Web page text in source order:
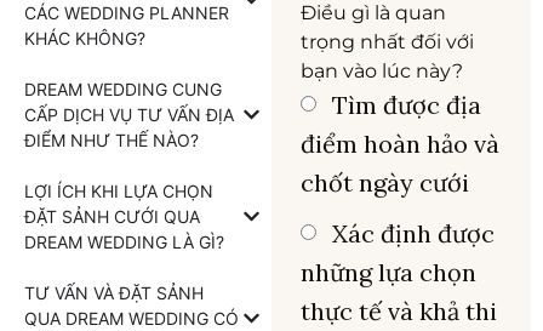
CÁC WEDDING PLANNER
KHÁC KHÔNG?
DREAM WEDDING CUNG
CẤP DỊCH VỤ TƯ VẤN ĐỊA
ĐIỂM NHƯ THẾ NÀO?
LỢI ÍCH KHI LỰA CHỌN
ĐẶT SẢNH CƯỚI QUA
DREAM WEDDING LÀ GÌ?
TƯ VẤN VÀ ĐẶT SẢNH
QUA DREAM WEDDING CÓ
Điều gì là quan
trọng nhất đối với
bạn vào lúc này?
Tìm được địa
điểm hoàn hảo và
chốt ngày cưới
Xác định được
những lựa chọn
thực tế và khả thi